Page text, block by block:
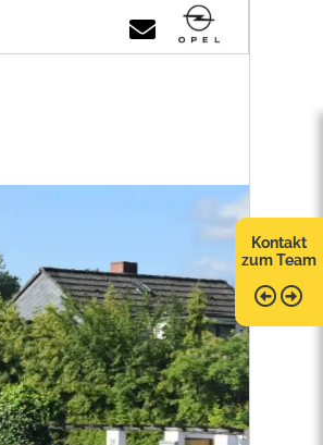
Kontakt
zum Team